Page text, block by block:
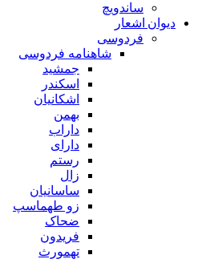
ساندویچ
دیوان اشعار
فردوسی
شاهنامه فردوسی
جمشید
اسکندر
اشکانیان
بهمن
داراب
دارای
رستم
زال
ساسانیان
زو طهماسپ‏
ضحاک
فریدون
تهمورث